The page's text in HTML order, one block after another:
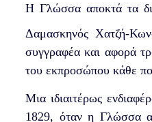
Η Γλώσσα αποκτά τα
Δαμασκηνός Χατζή-
συγγραφέα και αφορά
του εκπροσώπου κάθε
Μια ιδιαιτέρως
1829, όταν η Γλώσσα